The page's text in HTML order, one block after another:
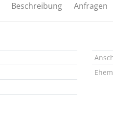
Beschreibung Anfragen